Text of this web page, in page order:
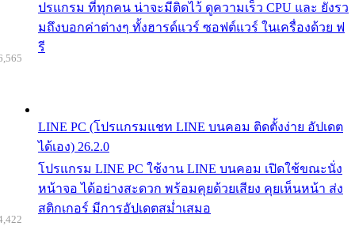
ปรแกรม ที่ทุกคน น่าจะมีติดไว้ ดูความเร็ว CPU และ ยังรว
มถึงบอกค่าต่างๆ ทั้งฮารด์แวร์ ซอฟต์แวร์ ในเครื่องด้วย ฟ
รี
LINE PC (โปรแกรมแชท LINE บนคอม ติดตั้งง่าย อัปเดต
ได้เอง) 26.2.0
โปรแกรม LINE PC ใช้งาน LINE บนคอม เปิดใช้ขณะนั่ง
หน้าจอ ได้อย่างสะดวก พร้อมคุยด้วยเสียง คุยเห็นหน้า ส่ง
สติกเกอร์ มีการอัปเดตสม่ำเสมอ